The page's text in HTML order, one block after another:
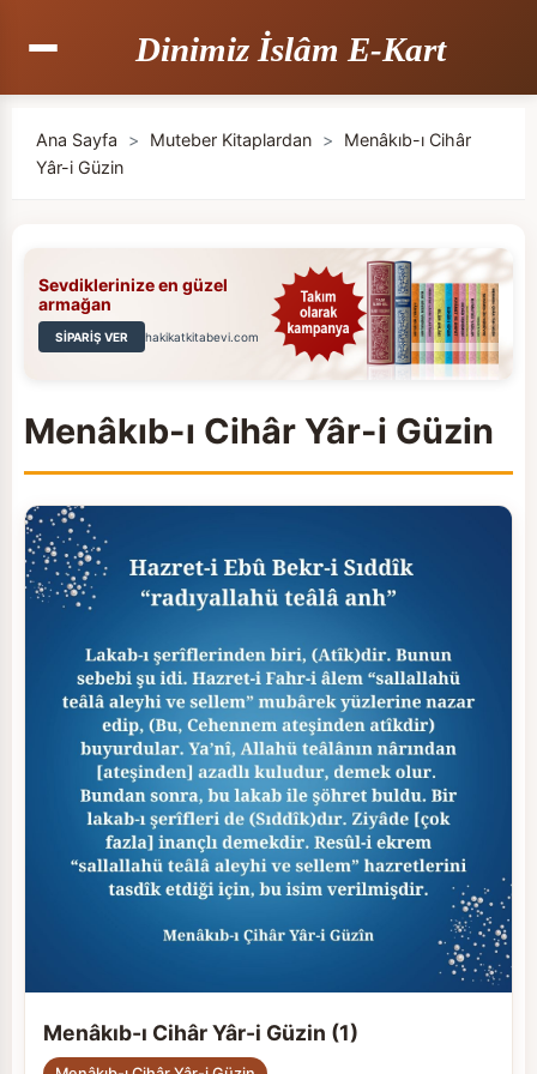
Dinimiz İslâm E-Kart
Ana Sayfa > Muteber Kitaplardan >
Menâkıb-ı Cihâr
Yâr-i Güzin
Sevdiklerinize en güzel
armağan
SİPARİŞ VER hakikatkitabevi.com
Menâkıb-ı Cihâr Yâr-i Güzin
Menâkıb-ı Cihâr Yâr-i Güzin (1)